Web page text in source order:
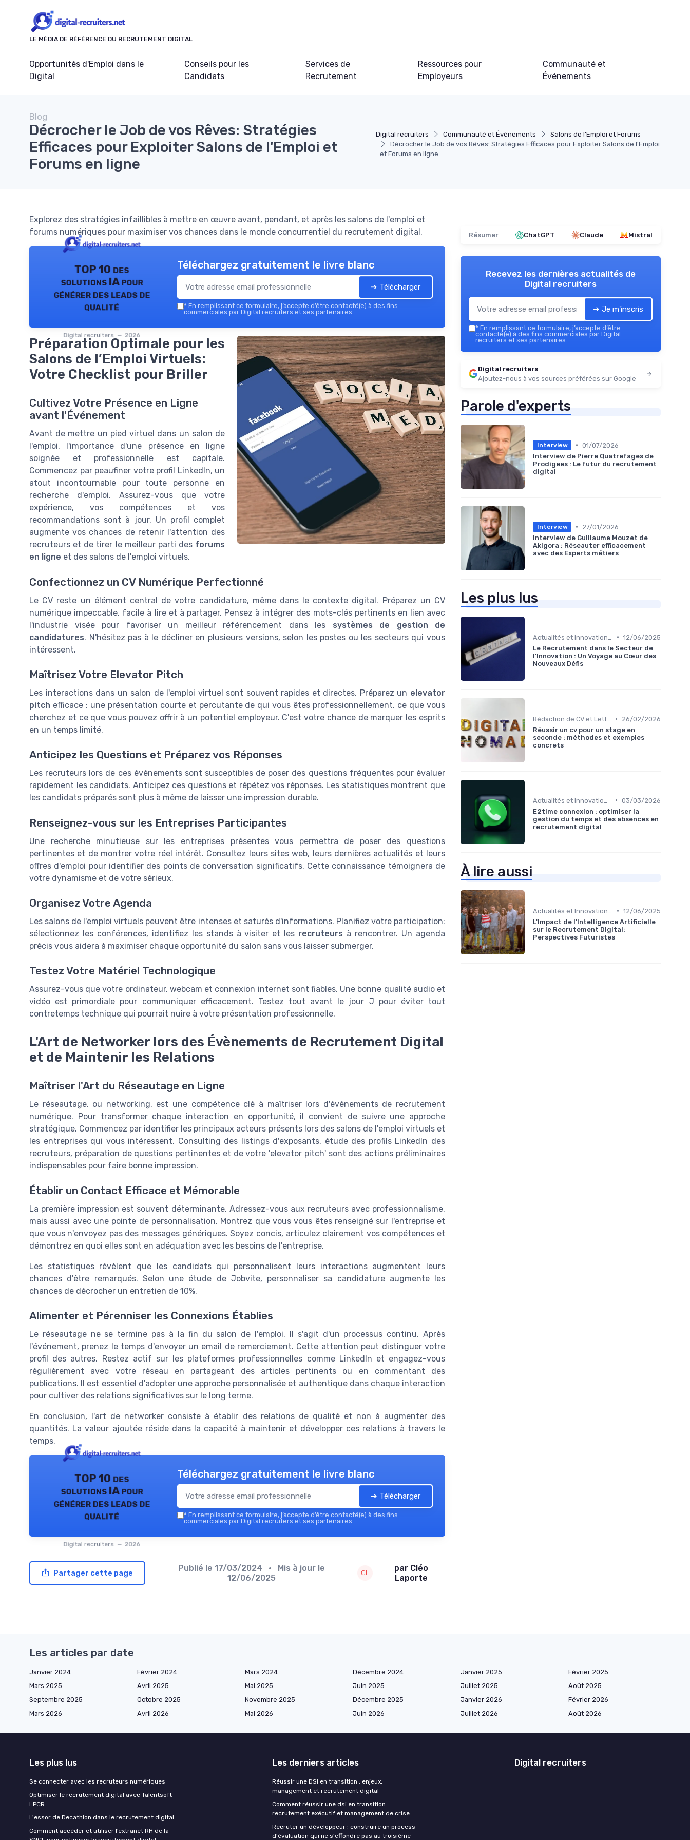
LE MÉDIA DE RÉFÉRENCE DU RECRUTEMENT DIGITAL
Opportunités d'Emploi dans le
Digital
Conseils pour les
Candidats
Services de
Recrutement
Ressources pour
Employeurs
Communauté et
Événements
Digital recruiters Communauté et Événements
Salons de l'Emploi et Forums
Décrocher le Job de vos Rêves: Stratégies Efficaces pour Exploiter Salons de l'Emploi
et Forums en ligne
Blog
Décrocher le Job de vos Rêves: Stratégies
Efficaces pour Exploiter Salons de l'Emploi et
Forums en ligne
Explorez des stratégies infaillibles à mettre en œuvre avant, pendant, et après les salons de l'emploi et
forums numériques pour maximiser vos chances dans le monde concurrentiel du recrutement digital.
TOP 10 des
solutions IA pour
générer des leads de
qualité
Digital recruiters — 2026
Téléchargez gratuitement le livre blanc
➔ Télécharger
* En remplissant ce formulaire, j’accepte d’être contacté(e) à des fins
commerciales par Digital recruiters et ses partenaires.
Préparation Optimale pour les
Salons de l’Emploi Virtuels:
Votre Checklist pour Briller
Cultivez Votre Présence en Ligne
avant l'Événement
Avant de mettre un pied virtuel dans un salon de
l'emploi, l'importance d'une présence en ligne
soignée et professionnelle est capitale.
Commencez par peaufiner votre profil LinkedIn, un
atout incontournable pour toute personne en
recherche d'emploi. Assurez-vous que votre
expérience, vos compétences et vos
recommandations sont à jour. Un profil complet
augmente vos chances de retenir l'attention des
recruteurs et de tirer le meilleur parti des forums
en ligne et des salons de l'emploi virtuels.
Confectionnez un CV Numérique Perfectionné
Le CV reste un élément central de votre candidature, même dans le contexte digital. Préparez un CV
numérique impeccable, facile à lire et à partager. Pensez à intégrer des mots-clés pertinents en lien avec
l'industrie visée pour favoriser un meilleur référencement dans les systèmes de gestion de
candidatures. N'hésitez pas à le décliner en plusieurs versions, selon les postes ou les secteurs qui vous
intéressent.
Maîtrisez Votre Elevator Pitch
Les interactions dans un salon de l'emploi virtuel sont souvent rapides et directes. Préparez un elevator
pitch efficace : une présentation courte et percutante de qui vous êtes professionnellement, ce que vous
cherchez et ce que vous pouvez offrir à un potentiel employeur. C'est votre chance de marquer les esprits
en un temps limité.
Anticipez les Questions et Préparez vos Réponses
Les recruteurs lors de ces événements sont susceptibles de poser des questions fréquentes pour évaluer
rapidement les candidats. Anticipez ces questions et répétez vos réponses. Les statistiques montrent que
les candidats préparés sont plus à même de laisser une impression durable.
Renseignez-vous sur les Entreprises Participantes
Une recherche minutieuse sur les entreprises présentes vous permettra de poser des questions
pertinentes et de montrer votre réel intérêt. Consultez leurs sites web, leurs dernières actualités et leurs
offres d'emploi pour identifier des points de conversation significatifs. Cette connaissance témoignera de
votre dynamisme et de votre sérieux.
Organisez Votre Agenda
Les salons de l'emploi virtuels peuvent être intenses et saturés d'informations. Planifiez votre participation:
sélectionnez les conférences, identifiez les stands à visiter et les recruteurs à rencontrer. Un agenda
précis vous aidera à maximiser chaque opportunité du salon sans vous laisser submerger.
Testez Votre Matériel Technologique
Assurez-vous que votre ordinateur, webcam et connexion internet sont fiables. Une bonne qualité audio et
vidéo est primordiale pour communiquer efficacement. Testez tout avant le jour J pour éviter tout
contretemps technique qui pourrait nuire à votre présentation professionnelle.
L'Art de Networker lors des Évènements de Recrutement Digital
et de Maintenir les Relations
Maîtriser l'Art du Réseautage en Ligne
Le réseautage, ou networking, est une compétence clé à maîtriser lors d'événements de recrutement
numérique. Pour transformer chaque interaction en opportunité, il convient de suivre une approche
stratégique. Commencez par identifier les principaux acteurs présents lors des salons de l'emploi virtuels et
les entreprises qui vous intéressent. Consulting des listings d'exposants, étude des profils LinkedIn des
recruteurs, préparation de questions pertinentes et de votre 'elevator pitch' sont des actions préliminaires
indispensables pour faire bonne impression.
Établir un Contact Efficace et Mémorable
La première impression est souvent déterminante. Adressez-vous aux recruteurs avec professionnalisme,
mais aussi avec une pointe de personnalisation. Montrez que vous vous êtes renseigné sur l'entreprise et
que vous n'envoyez pas des messages génériques. Soyez concis, articulez clairement vos compétences et
démontrez en quoi elles sont en adéquation avec les besoins de l'entreprise.
Les statistiques révèlent que les candidats qui personnalisent leurs interactions augmentent leurs
chances d'être remarqués. Selon une étude de Jobvite, personnaliser sa candidature augmente les
chances de décrocher un entretien de 10%.
Alimenter et Pérenniser les Connexions Établies
Le réseautage ne se termine pas à la fin du salon de l'emploi. Il s'agit d'un processus continu. Après
l'événement, prenez le temps d'envoyer un email de remerciement. Cette attention peut distinguer votre
profil des autres. Restez actif sur les plateformes professionnelles comme LinkedIn et engagez-vous
régulièrement avec votre réseau en partageant des articles pertinents ou en commentant des
publications. Il est essentiel d'adopter une approche personnalisée et authentique dans chaque interaction
pour cultiver des relations significatives sur le long terme.
En conclusion, l'art de networker consiste à établir des relations de qualité et non à augmenter des
quantités. La valeur ajoutée réside dans la capacité à maintenir et développer ces relations à travers le
temps.
TOP 10 des
solutions IA pour
générer des leads de
qualité
Digital recruiters — 2026
Téléchargez gratuitement le livre blanc
➔ Télécharger
* En remplissant ce formulaire, j’accepte d’être contacté(e) à des fins
commerciales par Digital recruiters et ses partenaires.
Partager cette page Publié le 17/03/2024
• Mis à jour le
12/06/2025
par Cléo
Laporte
Résumer ChatGPT Claude Mistral
Recevez les dernières actualités de
Digital recruiters
➔ Je m'inscris
* En remplissant ce formulaire, j’accepte d’être
contacté(e) à des fins commerciales par Digital
recruiters et ses partenaires.
Digital recruiters
Ajoutez-nous à vos sources préférées sur Google
Parole d'experts
Interview • 01/07/2026
Interview de Pierre Quatrefages de
Prodigees : Le futur du recrutement
digital
Interview •
27/01/2026
Interview de Guillaume Mouzet de
Akigora : Réseauter efficacement
avec des Experts métiers
Les plus lus
• 12/06/2025
Le Recrutement dans le Secteur de
l'Innovation : Un Voyage au Cœur des
Nouveaux Défis
•
26/02/2026
Réussir un cv pour un stage en
seconde : méthodes et exemples
concrets
• 03/03/2026
E2time connexion : optimiser la
gestion du temps et des absences en
recrutement digital
À lire aussi
• 12/06/2025
L'Impact de l'Intelligence Artificielle
sur le Recrutement Digital:
Perspectives Futuristes
Les articles par date
Janvier 2024 Février 2024 Mars 2024 Décembre 2024 Janvier 2025
Février 2025
Mars 2025
Avril 2025 Mai 2025 Juin 2025 Juillet 2025
Août 2025
Septembre 2025
Octobre 2025 Novembre 2025 Décembre 2025 Janvier 2026
Février 2026
Mars 2026
Avril 2026 Mai 2026 Juin 2026 Juillet 2026 Août 2026
Les plus lus
Se connecter avec les recruteurs numériques
Optimiser le recrutement digital avec Talentsoft
LPCR
L'essor de Decathlon dans le recrutement digital
Comment accéder et utiliser l’extranet RH de la
Les derniers articles
Réussir une DSI en transition : enjeux,
management et recrutement digital
Comment réussir une dsi en transition :
recrutement exécutif et management de crise
Recruter un développeur : construire un process
d'évaluation qui ne s'effondre pas au troisième
Digital recruiters